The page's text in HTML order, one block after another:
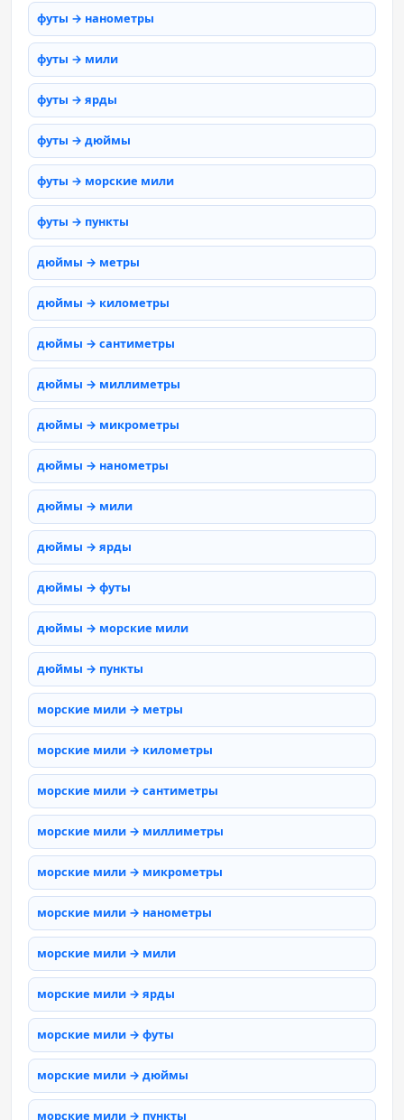
футы → нанометры
футы → мили
футы → ярды
футы → дюймы
футы → морские мили
футы → пункты
дюймы → метры
дюймы → километры
дюймы → сантиметры
дюймы → миллиметры
дюймы → микрометры
дюймы → нанометры
дюймы → мили
дюймы → ярды
дюймы → футы
дюймы → морские мили
дюймы → пункты
морские мили → метры
морские мили → километры
морские мили → сантиметры
морские мили → миллиметры
морские мили → микрометры
морские мили → нанометры
морские мили → мили
морские мили → ярды
морские мили → футы
морские мили → дюймы
морские мили → пункты